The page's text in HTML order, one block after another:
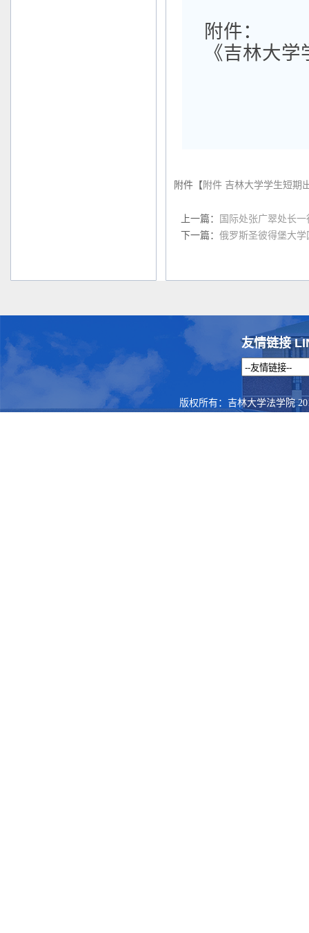
附件：
《吉林大
附件【 附件 吉林大学学生短期
上一篇：
国际处张广翠处长
下一篇： 俄罗斯圣彼得堡大
友情链接
版权所有：吉林大学法学院